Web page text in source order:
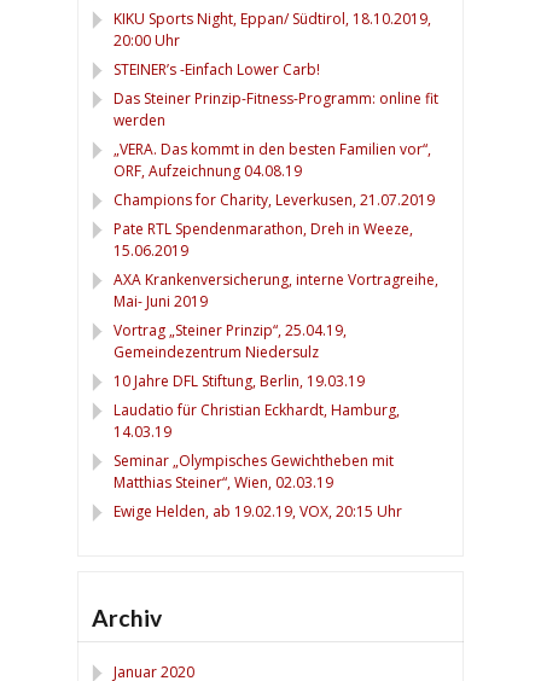
KIKU Sports Night, Eppan/ Südtirol, 18.10.2019,
20:00 Uhr
STEINER’s -Einfach Lower Carb!
Das Steiner Prinzip-Fitness-Programm: online fit
werden
„VERA. Das kommt in den besten Familien vor“,
ORF, Aufzeichnung 04.08.19
Champions for Charity, Leverkusen, 21.07.2019
Pate RTL Spendenmarathon, Dreh in Weeze,
15.06.2019
AXA Krankenversicherung, interne Vortragreihe,
Mai- Juni 2019
Vortrag „Steiner Prinzip“, 25.04.19,
Gemeindezentrum Niedersulz
10 Jahre DFL Stiftung, Berlin, 19.03.19
Laudatio für Christian Eckhardt, Hamburg,
14.03.19
Seminar „Olympisches Gewichtheben mit
Matthias Steiner“, Wien, 02.03.19
Ewige Helden, ab 19.02.19, VOX, 20:15 Uhr
Archiv
Januar 2020